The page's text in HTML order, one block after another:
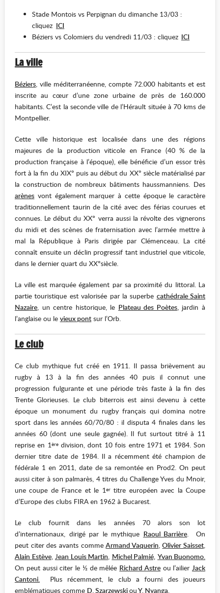
Stade Montois vs Perpignan du dimanche 13/03 :
cliquez ICI
Béziers vs Colomiers du vendredi 11/03 : cliquez ICI
La ville
Béziers, ville méditerranéenne, compte 72.000 habitants et est
inscrite au cœur d’une zone urbaine de près de 160.000
habitants. C’est la seconde ville de l’Hérault située à 70 kms de
Montpellier.
Cette ville historique est localisée dans une des régions
majeures de la production viticole en France (40 % de la
production française à l’époque), elle bénéficie d’un essor très
fort à la fin du XIX° puis au début du XX° siècle matérialisé par
la construction de nombreux bâtiments haussmanniens. Des
arènes vont également marquer à cette époque le caractère
traditionnellement taurin de la cité avec des férias courues et
connues. Le début du XX° verra aussi la révolte des vignerons
du midi et des scènes de fraternisation avec l’armée mettre à
mal la République à Paris dirigée par Clémenceau. La cité
connaît ensuite un déclin progressif tant industriel que viticole,
dans le dernier quart du XX°siècle.
La ville est marquée également par sa proximité du littoral. La
partie touristique est valorisée par la superbe cathédrale Saint
Nazaire, un centre historique, le Plateau des Poètes,jardin à
l’anglaise ou le vieux pont sur l’Orb.
Le club
Ce club mythique fut créé en 1911. Il passa brièvement au
rugby à 13 à la fin des années 40 puis il connut une
progression fulgurante et une période très faste à la fin des
Trente Glorieuses. Le club biterrois est ainsi devenu à cette
époque un monument du rugby français qui domina notre
sport dans les années 60/70/80 : il disputa 4 finales dans les
années 60 (dont une seule gagnée). Il fut surtout titré à 11
reprise en 1èredivision, dont 10 fois entre 1971 et 1984. Son
dernier titre date de 1984. Il a récemment été champion de
fédérale 1 en 2011, date de sa remontée en Prod2. On peut
aussi citer à son palmarès, 4 titres du Challenge Yves du Mnoir,
une coupe de France et le 1ertitre européen avec la Coupe
d’Europe des clubs FIRA en 1962 à Bucarest.
Le club fournit dans les années 70 alors son lot
d’internationaux, dirigé par le mythique Raoul Barrière. On
peut citer des avants commeArmand Vaquerin,Olivier Saisset,
Alain Estève, Jean Louis Martin, Michel Palmié, Yvan Buonomo.
On peut aussi citer le ½ de mêlée Richard Astreou l’ailier Jack
Cantoni. Plus récemment, le club a fourni des joueurs
emblématiques comme D. SzarzewskiouY. Nyanga.